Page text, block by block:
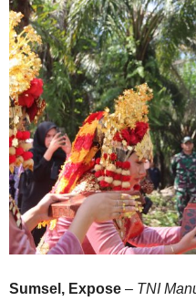
Sumsel, Expose – TNI